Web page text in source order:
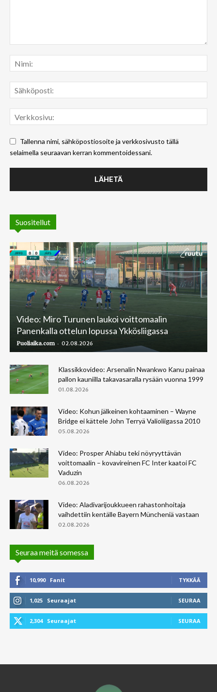
Tallenna nimi, sähköpostiosoite ja verkkosivusto tällä
selaimella seuraavan kerran kommentoidessani.
Suositellut
Video: Miro Turunen laukoi voittomaalin
Panenkalla ottelun lopussa Ykkösliigassa
Puoliaika.com - 02.08.2026
Klassikkovideo: Arsenalin Nwankwo Kanu painaa
pallon kauniilla takavasaralla rysään vuonna 1999
01.08.2026
Video: Kohun jälkeinen kohtaaminen – Wayne
Bridge ei kättele John Terryä Valioliigassa 2010
05.08.2026
Video: Prosper Ahiabu teki nöyryyttävän
voittomaalin – kovavireinen FC Inter kaatoi FC
Vaduzin
06.08.2026
Video: Aladivarijoukkueen rahastonhoitaja
vaihdettiin kentälle Bayern Müncheniä vastaan
02.08.2026
Seuraa meitä somessa
10,990 Fanit TYKKÄÄ
1,025 Seuraajat SEURAA
2,304 Seuraajat SEURAA